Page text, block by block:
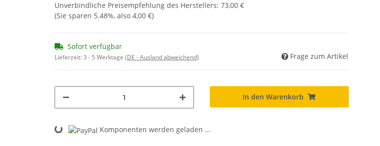
Unverbindliche Preisempfehlung des Herstellers: 73,00 €
(Sie sparen 5.48%, also 4,00 €)
Sofort verfügbar
Lieferzeit:3 - 5 Werktage (DE - Ausland abweichend) Frage zum Artikel
In den Warenkorb
Loading... Komponenten werden geladen ...